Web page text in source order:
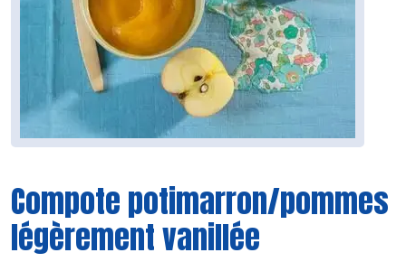
Compote potimarron/pommes
légèrement vanillée